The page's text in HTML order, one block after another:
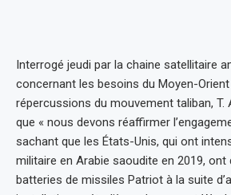
Interrogé jeudi par la chaine satellitaire
concernant les besoins du Moyen-
répercussions du mouvement taliban, T.
que « nous devons réaffirmer
sachant que les États-Unis, qui ont
militaire en Arabie saoudite en 2019, ont
batteries de missiles Patriot à la suite